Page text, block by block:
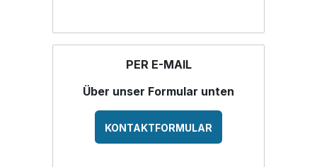
PER E-MAIL
Über unser Formular unten
KONTAKTFORMULAR